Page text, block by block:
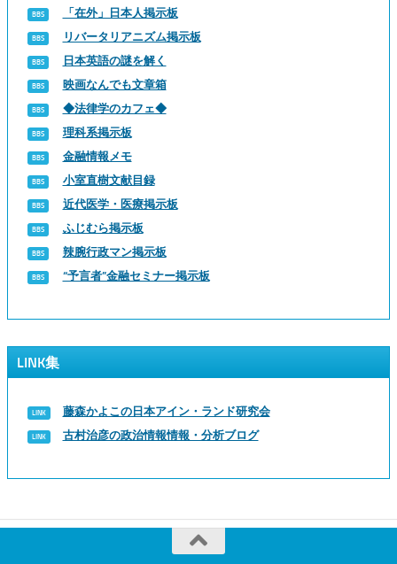
「在外」日本人掲示板
リバータリアニズム掲示板
日本英語の謎を解く
映画なんでも文章箱
◆法律学のカフェ◆
理科系掲示板
金融情報メモ
小室直樹文献目録
近代医学・医療掲示板
ふじむら掲示板
辣腕行政マン掲示板
“予言者”金融セミナー掲示板
LINK集
藤森かよこの日本アイン・ランド研究会
古村治彦の政治情報情報・分析ブログ